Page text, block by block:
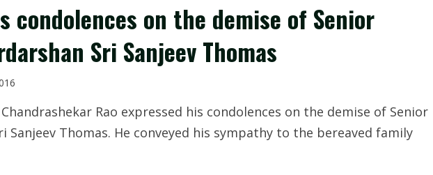
condolences on the demise of Senior
Sri Sanjeev Thomas
Rao expressed his condolences on the demise of Senior
Sanjeev Thomas. He conveyed his sympathy to the bereaved family